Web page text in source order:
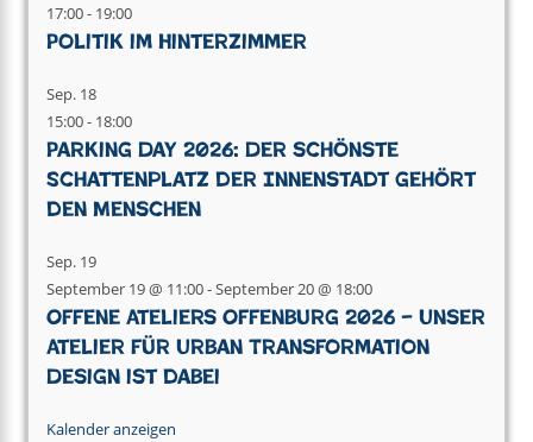
17:00- 19:00
Politik im Hinterzimmer
Sep. 18
15:00- 18:00
Parking Day 2026: Der schönste
Schattenplatz der Innenstadt gehört
den Menschen
Sep. 19
September 19 @ 11:00-September 20 @ 18:00
Offene Ateliers Offenburg 2026 – Unser
Atelier für Urban Transformation
Design ist dabei
Kalender anzeigen